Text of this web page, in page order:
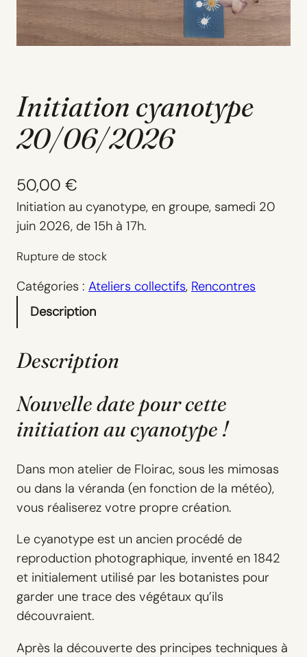
Initiation cyanotype
20/06/2026
50,00 €
Initiation au cyanotype, en groupe, samedi 20
juin 2026, de 15h à 17h.
Rupture de stock
Catégories : Ateliers collectifs, Rencontres
Description
Description
Nouvelle date pour cette
initiation au cyanotype !
Dans mon atelier de Floirac, sous les mimosas
ou dans la véranda (en fonction de la météo),
vous réaliserez votre propre création.
Le cyanotype est un ancien procédé de
reproduction photographique, inventé en 1842
et initialement utilisé par les botanistes pour
garder une trace des végétaux qu’ils
découvraient.
Après la découverte des principes techniques à